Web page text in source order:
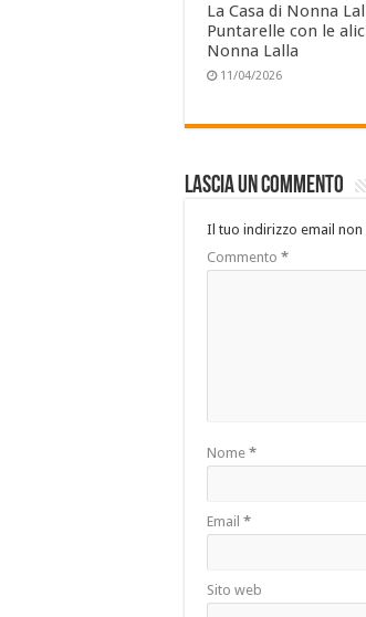
La Casa di Nonna
Puntarelle con le
Nonna Lalla
11/04/2026
Lascia un commento
Il tuo indirizzo email
Commento *
Nome *
Email *
Sito web